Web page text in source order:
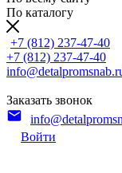
По каталогу
+7 (812) 237-47-40
+7 (812) 237-47-40
Заказать звонок
Войти